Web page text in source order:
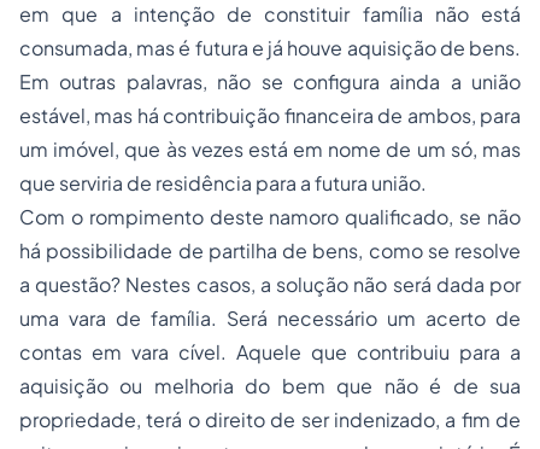
em que a intenção de constituir família não está
consumada, mas é futura e já houve aquisição de bens.
Em outras palavras, não se configura ainda a união
estável, mas há contribuição financeira de ambos, para
um imóvel, que às vezes está em nome de um só, mas
que serviria de residência para a futura união.
Com o rompimento deste namoro qualificado, se não
há possibilidade de partilha de bens, como se resolve
a questão? Nestes casos, a solução não será dada por
uma vara de família. Será necessário um acerto de
contas em vara cível. Aquele que contribuiu para a
aquisição ou melhoria do bem que não é de sua
propriedade, terá o direito de ser indenizado, a fim de